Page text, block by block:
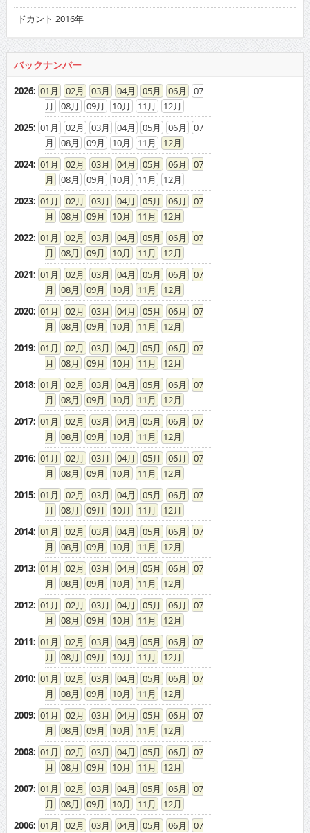
ドカント 2016年
バックナンバー
2026: 01 02 03 04 05 06
07
08
09 10 11
12
2025: 01 02 03 04 05 06
07
08
09 10 11
12
2024: 01 02 03 04 05 06
07
08
09 10 11
12
2023: 01 02 03 04 05 06
07
08
09 10 11
12
2022: 01 02 03 04 05 06
07
08
09 10 11
12
2021: 01 02 03 04 05 06
07
08
09 10 11
12
2020: 01 02 03 04 05 06
07
08
09 10 11
12
2019: 01 02 03 04 05 06
07
08
09 10 11
12
2018: 01 02 03 04 05 06
07
08
09 10 11
12
2017: 01 02 03 04 05 06
07
08
09 10 11
12
2016: 01 02 03 04 05 06
07
08
09 10 11
12
2015: 01 02 03 04 05 06
07
08
09 10 11
12
2014: 01 02 03 04 05 06
07
08
09 10 11
12
2013: 01 02 03 04 05 06
07
08
09 10 11
12
2012: 01 02 03 04 05 06
07
08
09 10 11
12
2011: 01 02 03 04 05 06
07
08
09 10 11
12
2010: 01 02 03 04 05 06
07
08
09 10 11
12
2009: 01 02 03 04 05 06
07
08
09 10 11
12
2008: 01 02 03 04 05 06
07
08
09 10 11
12
2007: 01 02 03 04 05 06
07
08
09 10 11
12
2006: 01 02 03 04 05 06
07